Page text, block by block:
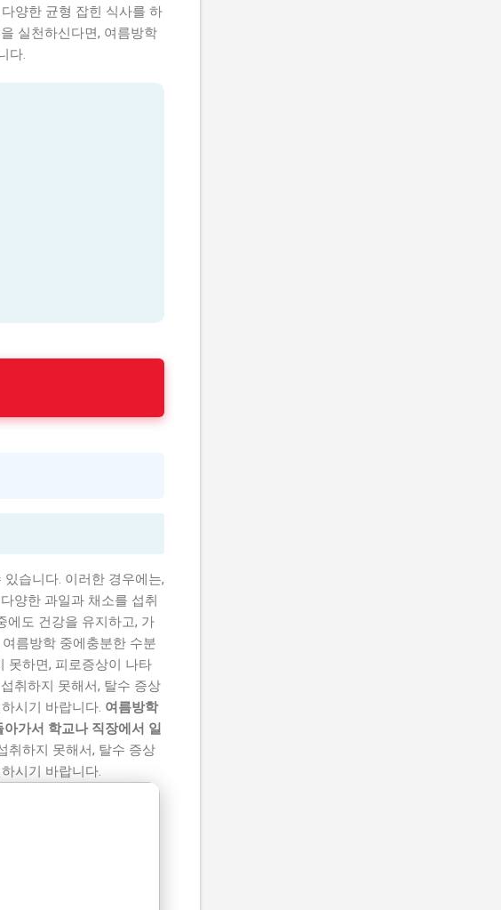
양한 균형 잡힌 식사를 하
실천하신다면, 여름방학
다.
습니다. 이러한 경우에는,
양한 과일과 채소를 섭취
에도 건강을 유지하고, 가
름방학 중에충분한 수분
못하면, 피로증상이 나타
취하지 못해서, 탈수 증상
시기 바랍니다. 여름방학
가서 학교나 직장에서 일
취하지 못해서, 탈수 증상
시기 바랍니다.